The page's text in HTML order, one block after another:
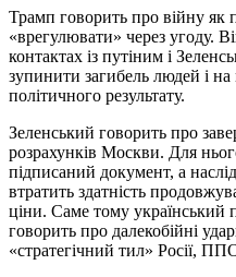
Трамп говорить про війну як
«врегулювати» через угоду.
контактах із путіним і
зупинити загибель людей і
політичного результату.
Зеленський говорить про
розрахунків Москви. Для
підписаний документ, а
втратить здатність
ціни. Саме тому український
говорить про далекобійні
«стратегічний тил» Росії,